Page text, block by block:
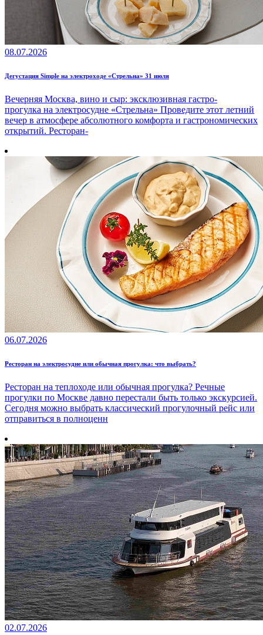
08.07.2026
Дегустация Simple на электроходе «Стрельна» 31 июля
Вечерняя Москва, вино и сыр: эксклюзивная гастро-
прогулка на электросудне «Стрельна» Проведите этот летний
вечер в атмосфере абсолютного комфорта и гастрономических
открытий. Ресторан-
06.07.2026
Ресторан на электросудне или обычная прогулка: что выбрать?
Ресторан на теплоходе или обычная прогулка? Речные
прогулки по Москве давно перестали быть только экскурсией.
Сегодня можно выбрать классический прогулочный рейс или
отправиться в полноценн
02.07.2026